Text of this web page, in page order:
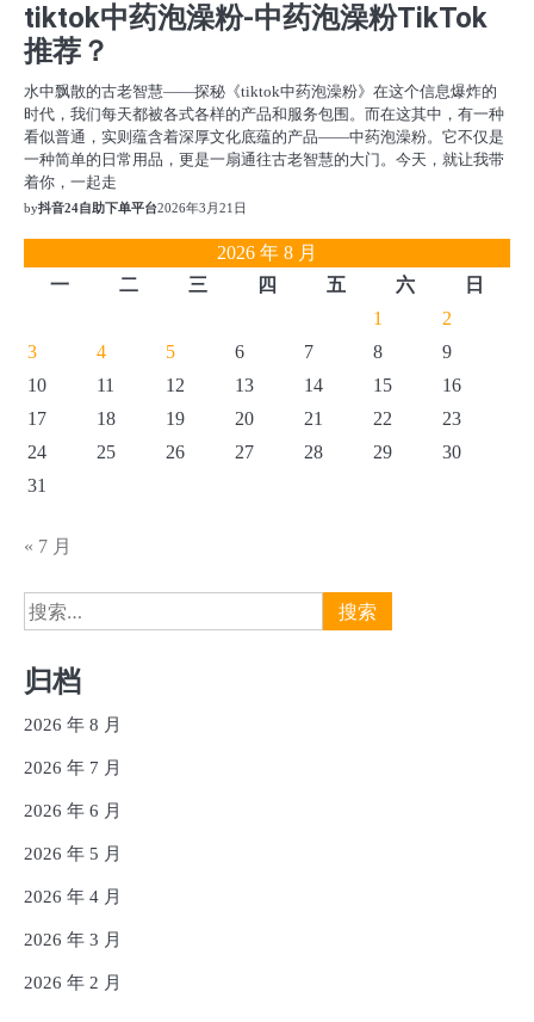
tiktok中药泡澡粉-中药泡澡粉TikTok
推荐？
水中飘散的古老智慧——探秘《tiktok中药泡澡粉》在这个信息爆炸的
时代，我们每天都被各式各样的产品和服务包围。而在这其中，有一种
看似普通，实则蕴含着深厚文化底蕴的产品——中药泡澡粉。它不仅是
一种简单的日常用品，更是一扇通往古老智慧的大门。今天，就让我带
着你，一起走
by抖音24自助下单平台2026年3月21日
2026 年 8 月
一
二 三 四 五 六
日
1
2
3
4 5 6 7 8
9
10
11 12 13 14 15
16
17
18 19 20 21 22
23
24
25 26 27 28 29
30
31
« 7 月
搜
索：
归档
2026 年 8 月
2026 年 7 月
2026 年 6 月
2026 年 5 月
2026 年 4 月
2026 年 3 月
2026 年 2 月